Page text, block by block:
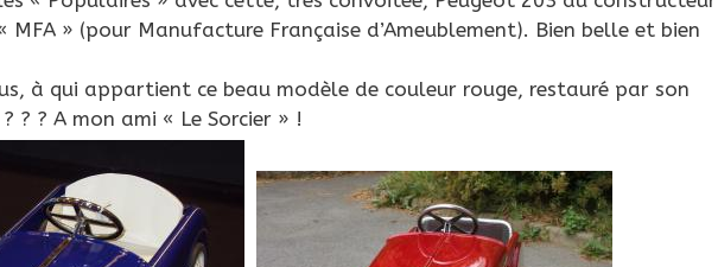
MFA » (pour Manufacture Française d’Ameublement). Bien belle et bien
à qui appartient ce beau modèle de couleur rouge, restauré par son
? ? A mon ami « Le Sorcier » !